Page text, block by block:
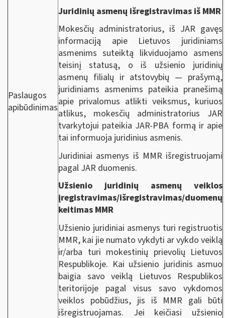
Paslaugos
apibūdinimas
Juridinių asmenų išregistravimas iš MMR
Mokesčių administratorius, iš JAR gavęs
informaciją apie Lietuvos juridiniams
asmenims suteiktą likviduojamo asmens
teisinį statusą, o iš užsienio juridinių
asmenų filialų ir atstovybių — prašymą,
juridiniams asmenims pateikia pranešimą
apie privalomus atlikti veiksmus, kuriuos
atlikus, mokesčių administratorius JAR
tvarkytojui pateikia JAR-PBA formą ir apie
tai informuoja juridinius asmenis.
Juridiniai asmenys iš MMR išregistruojami
pagal JAR duomenis.
Užsienio juridinių asmenų veiklos
įregistravimas/išregistravimas/duomenų
keitimas MMR
Užsienio juridiniai asmenys turi registruotis
MMR, kai jie numato vykdyti ar vykdo veiklą
ir/arba turi mokestinių prievolių Lietuvos
Respublikoje. Kai užsienio juridinis asmuo
baigia savo veiklą Lietuvos Respublikos
teritorijoje pagal visus savo vykdomos
veiklos pobūdžius, jis iš MMR gali būti
išregistruojamas. Jei keičiasi užsienio